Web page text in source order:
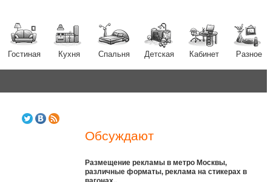
Гостиная Кухня Спальня Детская Кабинет Разное
Обсуждают
Размещение рекламы в метро Москвы,
различные форматы, реклама на стикерах в